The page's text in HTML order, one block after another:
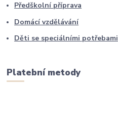
Předškolní příprava
Domácí vzdělávání
Děti se speciálními potřebami
Platební metody